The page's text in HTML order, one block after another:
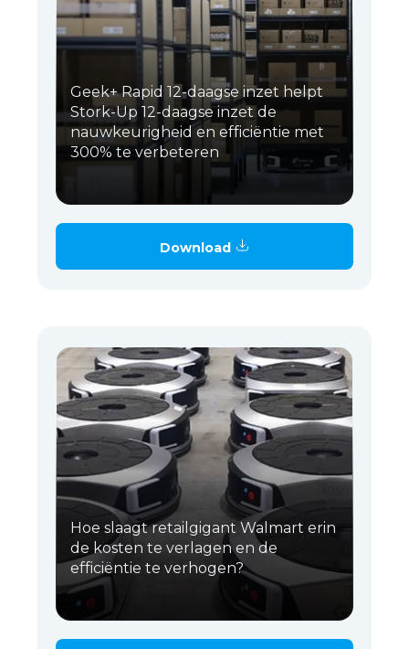
Geek+ Rapid 12-daagse inzet helpt
Stork-Up 12-daagse inzet de
nauwkeurigheid en efficiëntie met
300% te verbeteren
Download
Hoe slaagt retailgigant Walmart erin
de kosten te verlagen en de
efficiëntie te verhogen?